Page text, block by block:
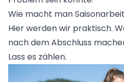
Wie macht man
Hier werden wir praktisch.
nach dem Abschluss
Lass es zählen.